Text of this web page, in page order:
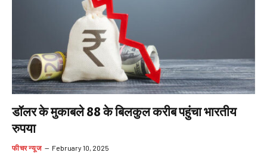
डॉलर के मुकाबले 88 के बिलकुल करीब पहुंचा भारतीय
रुपया
फीचर न्यूज February 10, 2025